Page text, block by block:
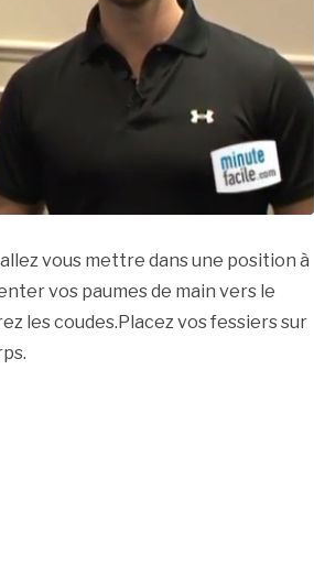
vous mettre dans une position à
vos paumes de main vers le
les coudes.Placez vos fessiers sur